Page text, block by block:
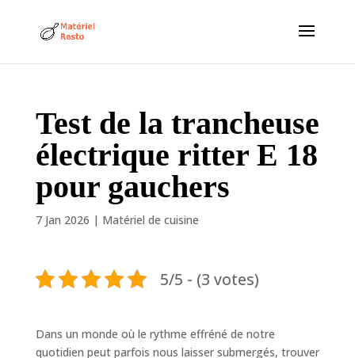
Test de la trancheuse
électrique ritter E 18
pour gauchers
7 Jan 2026 | Matériel de cuisine
5/5 - (3 votes)
Dans un monde où le rythme effréné de notre
quotidien peut parfois nous laisser submergés, trouver